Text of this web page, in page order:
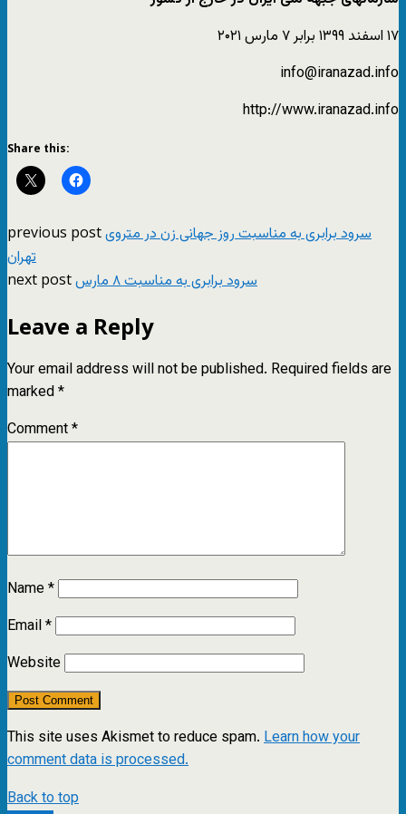
۱۷ اسفند ۱۳۹۹ برابر ۷ مارس ۲۰۲۱
info@iranazad.info
http://www.iranazad.info
Share this:
previous postسرود برابری به مناسبت روز جهانی زن در متروی
تهران
next post سرود برابری به مناسبت ۸ مارس
Leave a Reply
Your email address will not be published. Required fields are
marked*
Comment*
Name*
Email*
Website
This site uses Akismet to reduce spam. Learn how your
comment data is processed.
Back to top